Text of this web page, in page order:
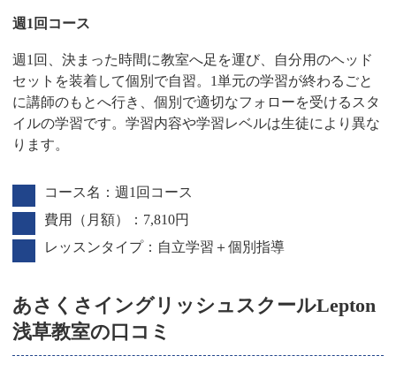
週1回コース
週1回、決まった時間に教室へ足を運び、自分用のヘッド
セットを装着して個別で自習。1単元の学習が終わるごと
に講師のもとへ行き、個別で適切なフォローを受けるスタ
イルの学習です。学習内容や学習レベルは生徒により異な
ります。
コース名：週1回コース
費用（月額）：7,810円
レッスンタイプ：自立学習＋個別指導
あさくさイングリッシュスクールLepton
浅草教室の口コミ